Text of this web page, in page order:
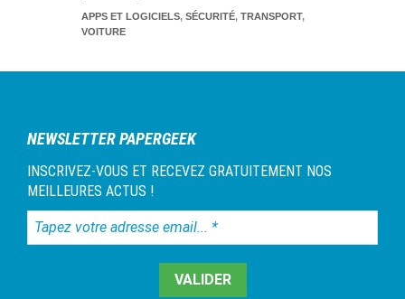
APPS ET LOGICIELS, SÉCURITÉ, TRANSPORT,
VOITURE
NEWSLETTER PAPERGEEK
INSCRIVEZ-VOUS ET RECEVEZ GRATUITEMENT NOS
MEILLEURES ACTUS !
Tapez
votre